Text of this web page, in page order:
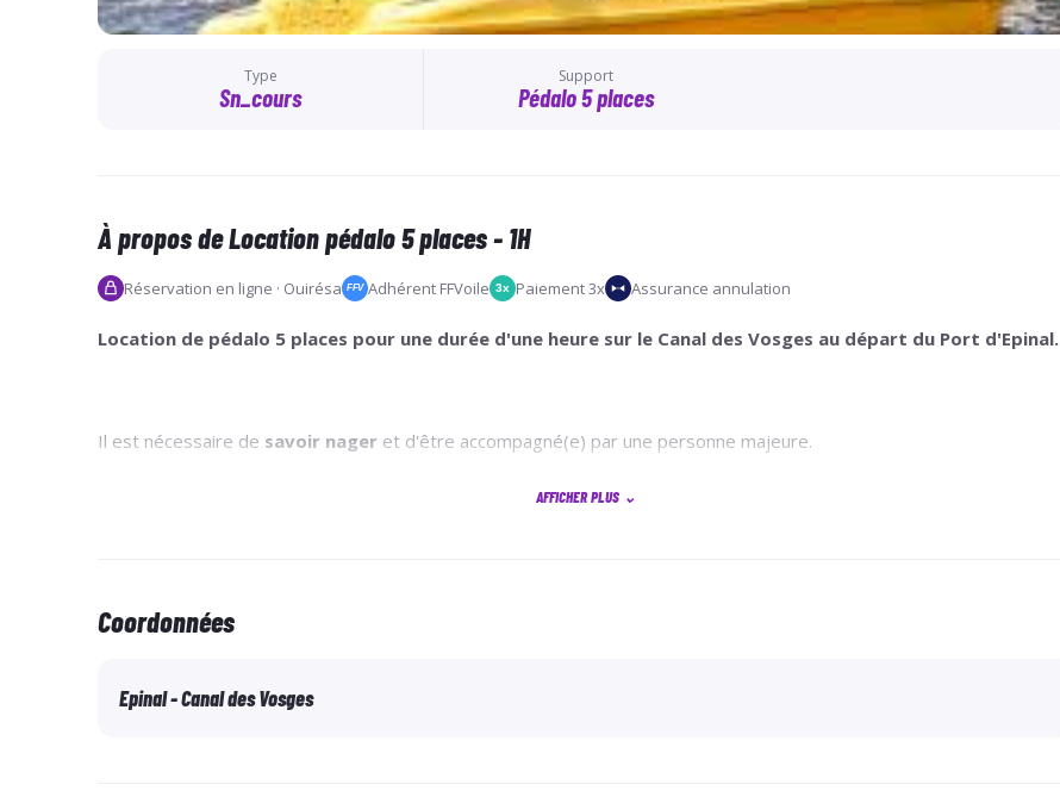
Type
Sn_cours
Support
Pédalo 5 places
À propos de Location pédalo 5 places - 1H
Réservation en ligne · Ouirésa FFV Adhérent FFVoile 3x Paiement 3x Assurance annulation
Location de pédalo 5 places pour une durée d'une heure sur le Canal des Vosges au départ du Port d'Epinal.
Il est nécessaire de savoir nager et d'être accompagné(e) par une personne majeure.
AFFICHER PLUS ⌄
Coordonnées
Epinal - Canal des Vosges